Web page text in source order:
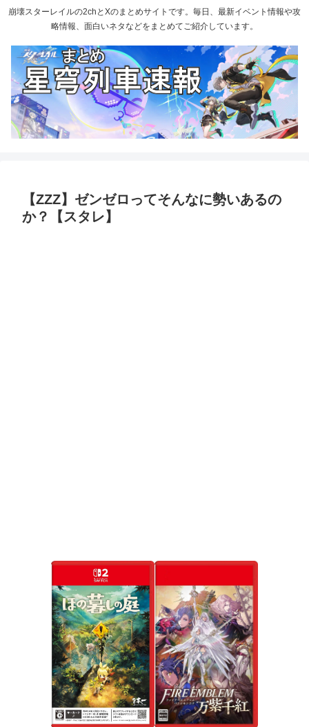
崩壊スターレイルの2chとXのまとめサイトです。毎日、最新イベント情報や攻
略情報、面白いネタなどをまとめてご紹介しています。
【ZZZ】ゼンゼロってそんなに勢いあるの
か？【スタレ】